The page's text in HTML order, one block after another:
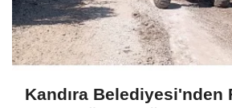
Kandıra Belediyesi'nden